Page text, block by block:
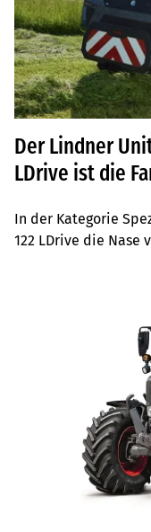
Der Lindner
LDrive ist die
Kategorie
In der Kategorie
122 LDrive die Nase